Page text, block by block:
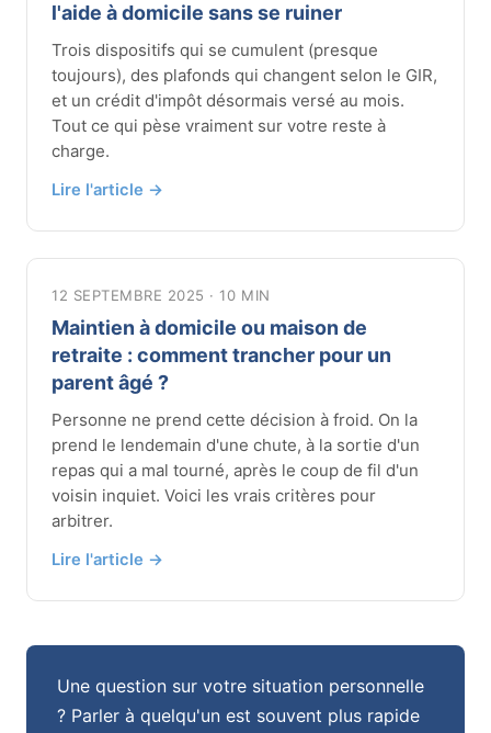
l'aide à domicile sans se ruiner
Trois dispositifs qui se cumulent (presque
toujours), des plafonds qui changent selon le GIR,
et un crédit d'impôt désormais versé au mois.
Tout ce qui pèse vraiment sur votre reste à
charge.
Lire l'article →
12 SEPTEMBRE 2025 · 10 MIN
Maintien à domicile ou maison de
retraite : comment trancher pour un
parent âgé ?
Personne ne prend cette décision à froid. On la
prend le lendemain d'une chute, à la sortie d'un
repas qui a mal tourné, après le coup de fil d'un
voisin inquiet. Voici les vrais critères pour
arbitrer.
Lire l'article →
Une question sur votre situation personnelle
? Parler à quelqu'un est souvent plus rapide